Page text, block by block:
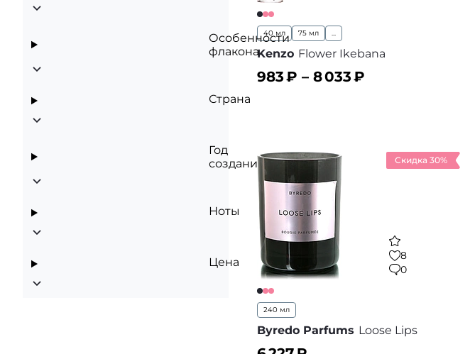
Особенности
флакона
Страна
Год
создания
Ноты
Цена
40 мл 75 мл ...
Kenzo Flower Ikebana
983₽ – 8 033₽
Скидка 30%
8
0
240 мл
Byredo Parfums Loose Lips